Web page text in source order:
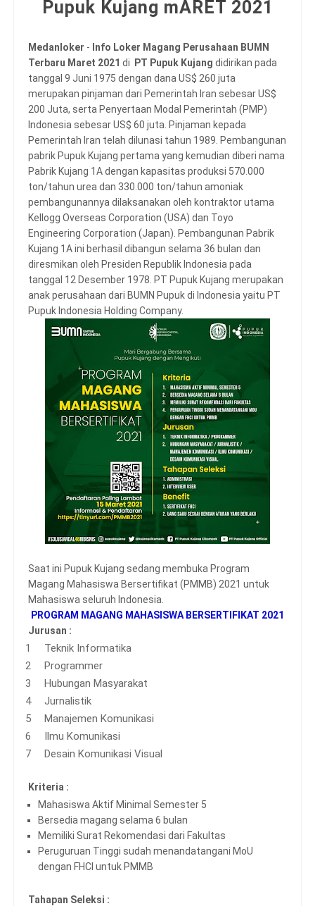
Pupuk Kujang mARET 2021
Medanloker - Info Loker Magang Perusahaan BUMN
Terbaru Maret 2021 di PT Pupuk Kujang didirikan pada
tanggal 9 Juni 1975 dengan dana US$ 260 juta
merupakan pinjaman dari Pemerintah Iran sebesar US$
200 Juta, serta Penyertaan Modal Pemerintah (PMP)
Indonesia sebesar US$ 60 juta. Pinjaman kepada
Pemerintah Iran telah dilunasi tahun 1989. Pembangunan
pabrik Pupuk Kujang pertama yang kemudian diberi nama
Pabrik Kujang 1A dengan kapasitas produksi 570.000
ton/tahun urea dan 330.000 ton/tahun amoniak
pembangunannya dilaksanakan oleh kontraktor utama
Kellogg Overseas Corporation (USA) dan Toyo
Engineering Corporation (Japan). Pembangunan Pabrik
Kujang 1A ini berhasil dibangun selama 36 bulan dan
diresmikan oleh Presiden Republik Indonesia pada
tanggal 12 Desember 1978. PT Pupuk Kujang merupakan
anak perusahaan dari BUMN Pupuk di Indonesia yaitu PT
Pupuk Indonesia Holding Company.
Saat ini Pupuk Kujang sedang membuka Program
Magang Mahasiswa Bersertifikat (PMMB) 2021 untuk
Mahasiswa seluruh Indonesia.
PROGRAM MAGANG MAHASISWA BERSERTIFIKAT 2021
Jurusan :
Teknik Informatika
Programmer
Hubungan Masyarakat
Jurnalistik
Manajemen Komunikasi
Ilmu Komunikasi
Desain Komunikasi Visual
Kriteria :
Mahasiswa Aktif Minimal Semester 5
Bersedia magang selama 6 bulan
Memiliki Surat Rekomendasi dari Fakultas
Peruguruan Tinggi sudah menandatangani MoU
dengan FHCI untuk PMMB
Tahapan Seleksi :